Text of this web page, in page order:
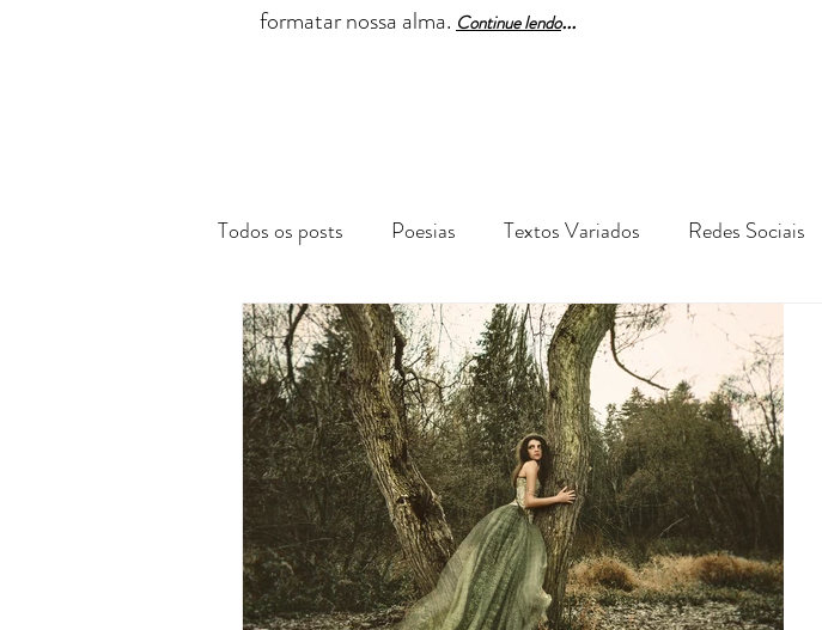
formatar nossa alma. Continue lendo...
Todos os posts Poesias Textos Variados Redes Sociais
Reflexões Acadêmicas Viagens e Passeios prosa poética